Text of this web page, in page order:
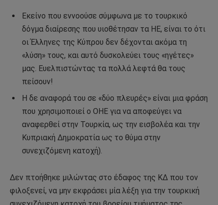
Εκείνο που εννοούσε σύμφωνα με το τουρκικό
δόγμα διαίρεσης που υιοθέτησαν τα ΗΕ, είναι το ότι
οι Έλληνες της Κύπρου δεν δέχονται ακόμα τη
«λύση» τους, και αυτό δυσκολεύει τους «ηγέτες»
μας. Ευελπιστώντας τα πολλά λεφτά θα τους
πείσουν!
Η δε αναφορά του σε «δύο πλευρές» είναι μια φράση
που χρησιμοποιεί ο ΟΗΕ για να αποφεύγει να
αναφερθεί στην Τουρκία, ως την εισβολέα και την
Κυπριακή Δημοκρατία ως το θύμα στην
συνεχιζόμενη κατοχή).
Δεν πτοήθηκε μιλώντας στο έδαφος της ΚΔ που τον
φιλοξενεί, να μην εκφράσει μία λέξη για την τουρκική